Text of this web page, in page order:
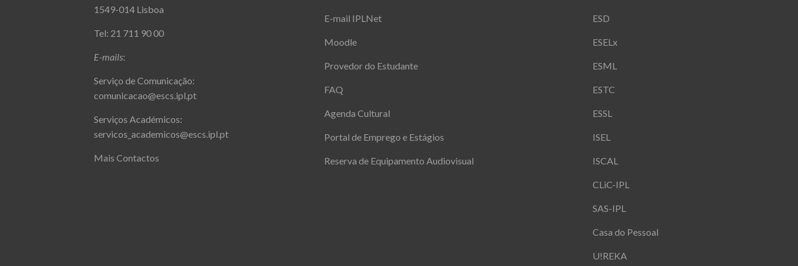
1549-014 Lisboa
Tel: 21 711 90 00
E-mails:
Serviço de Comunicação:
comunicacao@escs.ipl.pt
Serviços Académicos:
servicos_academicos@escs.ipl.pt
Mais Contactos
E-mail IPLNet
Moodle
Provedor do Estudante
FAQ
Agenda Cultural
Portal de Emprego e Estágios
Reserva de Equipamento Audiovisual
ESD
ESELx
ESML
ESTC
ESSL
ISEL
ISCAL
CLiC-IPL
SAS-IPL
Casa do Pessoal
U!REKA